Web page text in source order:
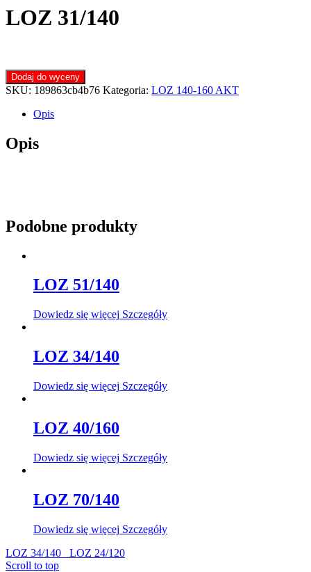
LOZ 31/140
Dodaj do wyceny
SKU: 189863cb4b76 Kategoria: LOZ 140-160 AKT
Opis
Opis
Podobne produkty
LOZ 51/140
Dowiedz się więcej Szczegóły
LOZ 34/140
Dowiedz się więcej Szczegóły
LOZ 40/160
Dowiedz się więcej Szczegóły
LOZ 70/140
Dowiedz się więcej Szczegóły
LOZ 34/140
LOZ 24/120
Scroll to top